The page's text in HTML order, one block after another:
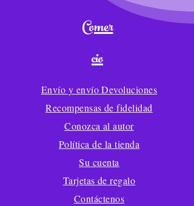
Comer
cio
Envío y envío Devoluciones
Recompensas de fidelidad
Conozca al autor
Política de la tienda
Su cuenta
Tarjetas de regalo
Contáctenos